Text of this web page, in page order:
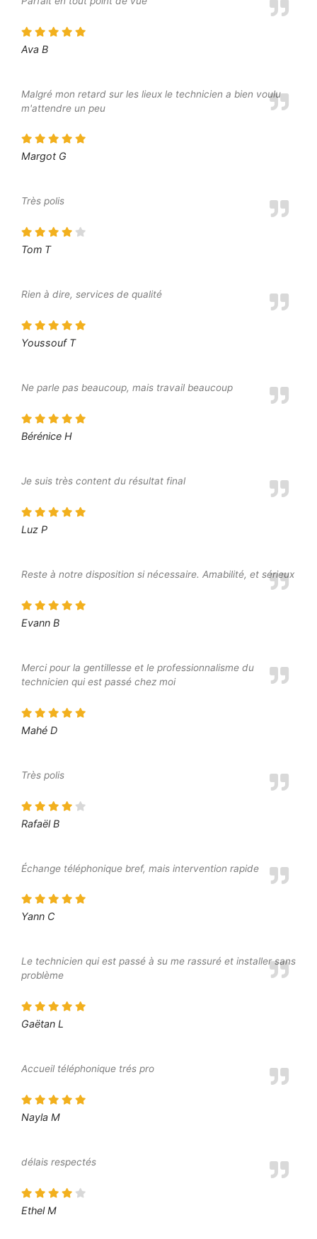
Ava B
Malgré mon retard sur les lieux le technicien a bien voulu
m'attendre un peu
Margot G
Très polis
Tom T
Rien à dire, services de qualité
Youssouf T
Ne parle pas beaucoup, mais travail beaucoup
Bérénice H
Je suis très content du résultat final
Luz P
Reste à notre disposition si nécessaire. Amabilité, et sérieux
Evann B
Merci pour la gentillesse et le professionnalisme du
technicien qui est passé chez moi
Mahé D
Très polis
Rafaël B
Échange téléphonique bref, mais intervention rapide
Yann C
Le technicien qui est passé à su me rassuré et installer sans
problème
Gaëtan L
Accueil téléphonique trés pro
Nayla M
délais respectés
Ethel M